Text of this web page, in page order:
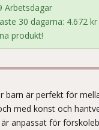
Arbetsdagar
30 dagarna: 4.672 kr
produkt!
barn är perfekt för
med konst och
anpassat för